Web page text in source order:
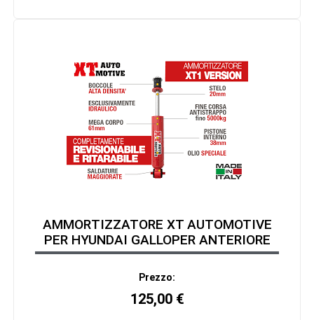
AMMORTIZZATORE XT AUTOMOTIVE
PER HYUNDAI GALLOPER ANTERIORE
Prezzo:
125,00 €